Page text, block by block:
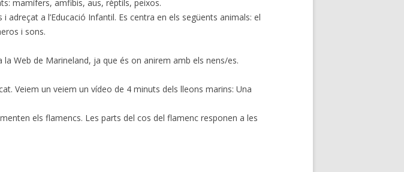
mamífers, amfibis, aus, rèptils, peixos.
adreçat a l’Educació Infantil. Es centra en els següents animals: el
i sons.
la Web de Marineland, ja que és on anirem amb els nens/es.
Veiem un veiem un vídeo de 4 minuts dels lleons marins: Una
els flamencs. Les parts del cos del flamenc responen a les